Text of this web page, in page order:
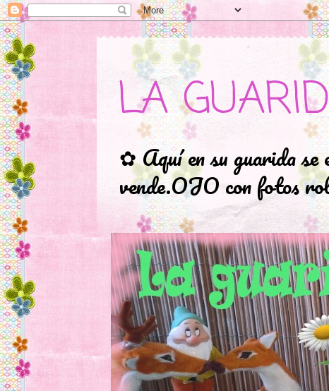
LA
✿ Aquí en su guarida se
vende.OJO con fotos